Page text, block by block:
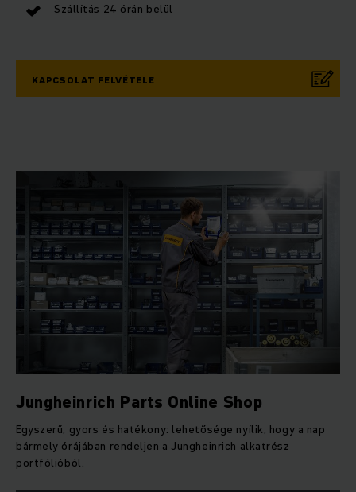
Szállítás 24 órán belül
KAPCSOLAT FELVÉTELE
Jungheinrich Parts Online Shop
Egyszerű, gyors és hatékony: lehetősége nyílik, hogy a nap
bármely órájában rendeljen a Jungheinrich alkatrész
portfólióból.